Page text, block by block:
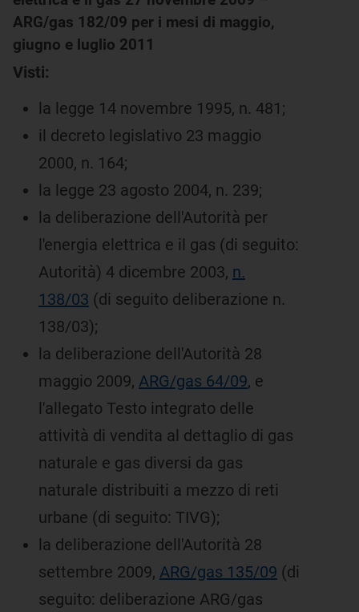
ARG/gas 182/09 per i mesi di maggio,
giugno e luglio 2011
Visti:
la legge 14 novembre 1995, n. 481;
il decreto legislativo 23 maggio
2000, n. 164;
la legge 23 agosto 2004, n. 239;
la deliberazione dell'Autorità per
l'energia elettrica e il gas (di seguito:
Autorità) 4 dicembre 2003, n.
138/03 (di seguito deliberazione n.
138/03);
la deliberazione dell'Autorità 28
maggio 2009, ARG/gas 64/09, e
l'allegato Testo integrato delle
attività di vendita al dettaglio di gas
naturale e gas diversi da gas
naturale distribuiti a mezzo di reti
urbane (di seguito: TIVG);
la deliberazione dell'Autorità 28
settembre 2009, ARG/gas 135/09 (di
seguito: deliberazione ARG/gas